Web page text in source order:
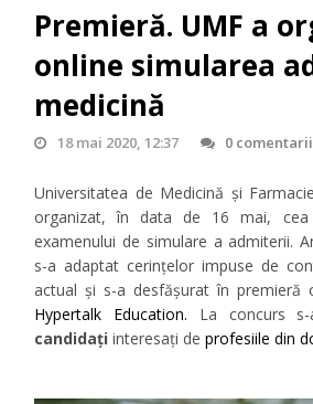
Premieră. UMF a
online simularea
medicină
18 mai 2020, 12:37 0 comentarii
Universitatea de Medicină și
organizat, în data de 16 mai,
examenului de simulare a admiterii.
s-a adaptat cerinţelor impuse de
actual şi s-a desfăşurat în premieră
Hypertalk Education. La concurs s-
candidați interesaţi deprofesiile din